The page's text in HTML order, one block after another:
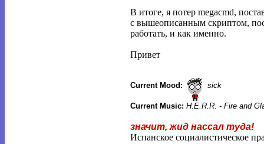
В итоге, я потер megacmd,
с вышеописанным скриптом,
работать, и как именно.
Привет
Current Mood: sick
Current Music: H.E.R.R. - Fire and
значит, жид нассал туда!
Испанское социалистическое